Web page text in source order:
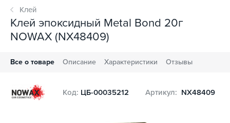
Клей
Клей эпоксидный Metal Bond 20г
NOWAX (NX48409)
Все о товаре Описание Характеристики Отзывы
Код: ЦБ-00035212 Артикул: NX48409